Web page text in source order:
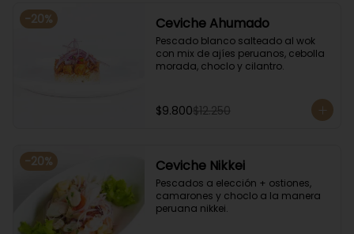
-20% Ceviche Ahumado
Pescado blanco salteado al wok
con mix de ajíes peruanos, cebolla
morada, choclo y cilantro.
$9.800$12.250
-20% Ceviche Nikkei
Pescados a elección + ostiones,
camarones y choclo a la manera
peruana nikkei.